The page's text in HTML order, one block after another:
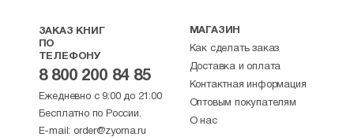
ЗАКАЗ КНИГ
ПО
ТЕЛЕФОНУ
8 800 200 84 85
Ежедневно с 9:00 до 21:00
Бесплатно по России.
E-mail: order@zyorna.ru
МАГАЗИН
Как сделать заказ
Доставка и оплата
Контактная информация
Оптовым покупателям
О нас